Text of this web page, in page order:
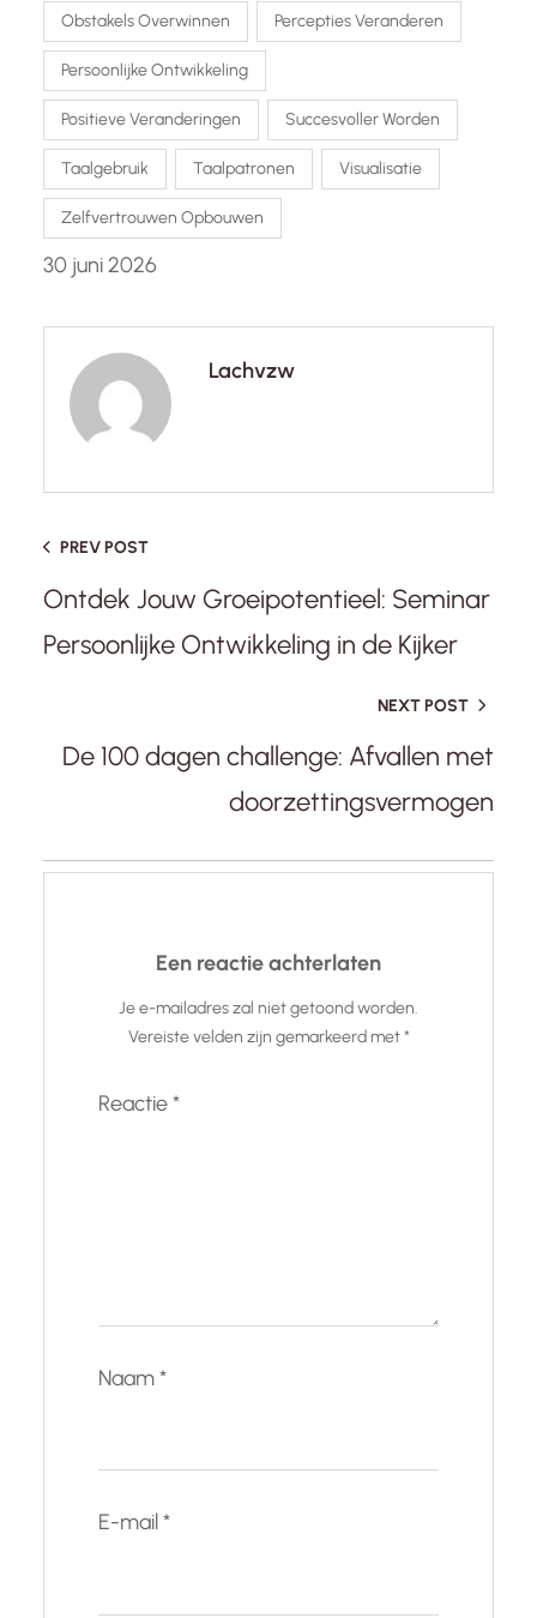
Obstakels Overwinnen Percepties Veranderen
Persoonlijke Ontwikkeling
Positieve Veranderingen Succesvoller Worden
Taalgebruik Taalpatronen Visualisatie
Zelfvertrouwen Opbouwen
30 juni 2026
Lachvzw
PREV POST
Ontdek Jouw Groeipotentieel: Seminar
Persoonlijke Ontwikkeling in de Kijker
NEXT POST
De 100 dagen challenge: Afvallen met
doorzettingsvermogen
Een reactie achterlaten
Je e-mailadres zal niet getoond worden.
Vereiste velden zijn gemarkeerd met*
Reactie*
Naam*
E-mail*